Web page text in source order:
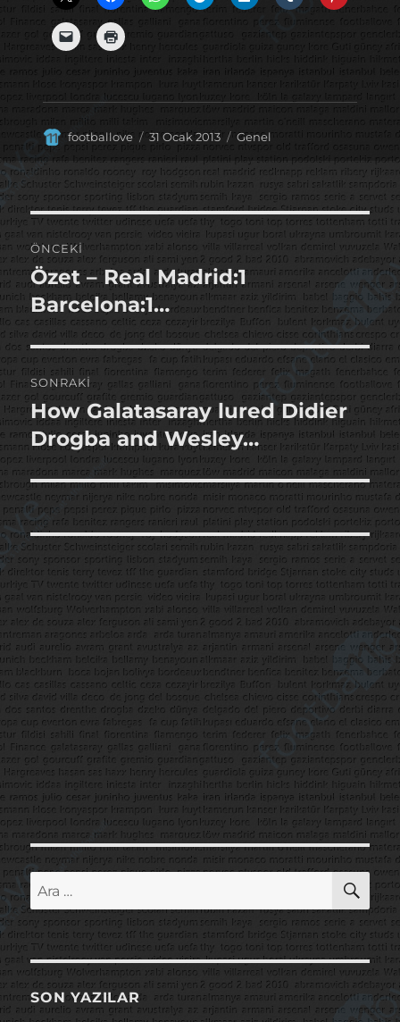
Yazar
footballove
Yayın
tarihi
31 Ocak 2013 Kategoriler
Genel
Yazı
gezinmesi
ÖNCEKI
Önceki
yazı:
Özet – Real Madrid:1
Barcelona:1…
SONRAKI
Sonraki
yazı:
How Galatasaray lured Didier
Drogba and Wesley…
Ara:
SON YAZILAR